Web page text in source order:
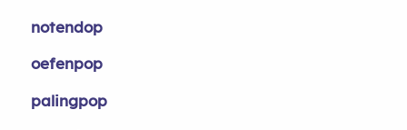
notendop
oefenpop
palingpop